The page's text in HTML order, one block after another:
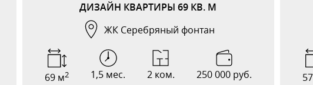
ДИЗАЙН КВАРТИРЫ 69 КВ. М
ЖК Серебряный фонтан
69 м2 1,5 мес. 2 ком. 250 000 руб.